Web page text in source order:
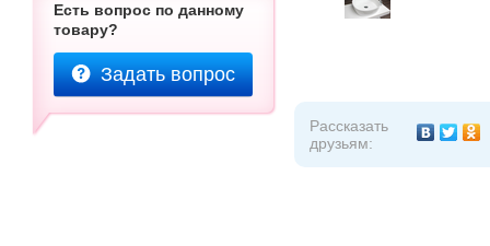
Есть вопрос по данному
товару?
Задать вопрос
Рассказать
друзьям: